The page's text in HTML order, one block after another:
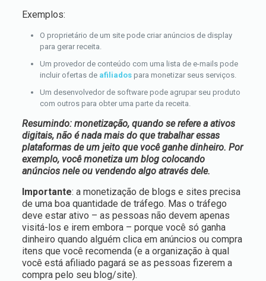
Exemplos:
O proprietário de um site pode criar anúncios de display
para gerar receita.
Um provedor de conteúdo com uma lista de e-mails pode
incluir ofertas de afiliados para monetizar seus serviços.
Um desenvolvedor de software pode agrupar seu produto
com outros para obter uma parte da receita.
Resumindo: monetização, quando se refere a ativos
digitais, não é nada mais do que trabalhar essas
plataformas de um jeito que você ganhe dinheiro. Por
exemplo, você monetiza um blog colocando
anúncios nele ou vendendo algo através dele.
Importante: a monetização de blogs e sites precisa
de uma boa quantidade de tráfego. Mas o tráfego
deve estar ativo – as pessoas não devem apenas
visitá-los e irem embora – porque você só ganha
dinheiro quando alguém clica em anúncios ou compra
itens que você recomenda (e a organização à qual
você está afiliado pagará se as pessoas fizerem a
compra pelo seu blog/site).